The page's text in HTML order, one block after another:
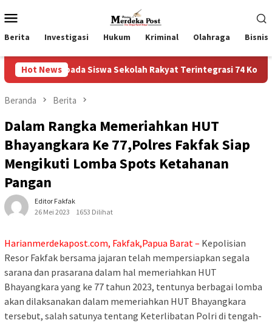
ke
kontenMobile
Berita Investigasi Hukum Kriminal Olahraga Bisnis
Hot News
Siswa Sekolah Rakyat Terintegrasi 74 Kota Tual
Beranda Berita
Dalam Rangka Memeriahkan HUT
Bhayangkara Ke 77,Polres Fakfak Siap
Mengikuti Lomba Spots Ketahanan
Pangan
Editor Fakfak
26 Mei 2023
1653 Dilihat
Harianmerdekapost.com, Fakfak,Papua Barat – Kepolisian
Resor Fakfak bersama jajaran telah mempersiapkan segala
sarana dan prasarana dalam hal memeriahkan HUT
Bhayangkara yang ke 77 tahun 2023, tentunya berbagai lomba
akan dilaksanakan dalam memeriahkan HUT Bhayangkara
tersebut, salah satunya tentang Keterlibatan Polri di tengah-